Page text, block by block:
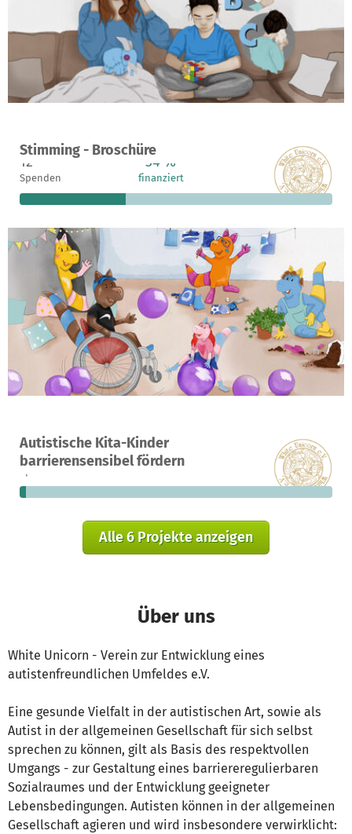
Stimming - Broschüre
Ein Projekt in Berlin - Hellersdorf, Deutschland
12
Spenden
34 %
finanziert
9.774 €
fehlen noch
Autistische Kita-Kinder
barrierensensibel fördern
Ein Projekt in Frankfurt, Deutschland
34 2 % 43.899 €
fehlen noch
Alle 6 Projekte anzeigen
Über uns
White Unicorn - Verein zur Entwicklung eines
autistenfreundlichen Umfeldes e.V.
Eine gesunde Vielfalt in der autistischen Art, sowie als
Autist in der allgemeinen Gesellschaft für sich selbst
sprechen zu können, gilt als Basis des respektvollen
Umgangs - zur Gestaltung eines barriereregulierbaren
Sozialraumes und der Entwicklung geeigneter
Lebensbedingungen. Autisten können in der allgemeinen
Gesellschaft agieren und wird insbesondere verwirklicht: